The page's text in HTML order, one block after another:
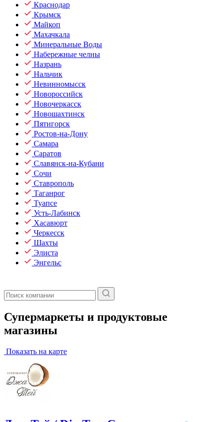
Краснодар
Крымск
Майкоп
Махачкала
Минеральные Воды
Набережные челны
Назрань
Нальчик
Невинномысск
Новороссийск
Новочеркасск
Новошахтинск
Пятигорск
Ростов-на-Дону
Самара
Саратов
Славянск-на-Кубани
Сочи
Ставрополь
Таганрог
Туапсе
Усть-Лабинск
Хасавюрт
Черкесск
Шахты
Элиста
Энгельс
Супермаркеты и продуктовые
магазины
Показать на карте